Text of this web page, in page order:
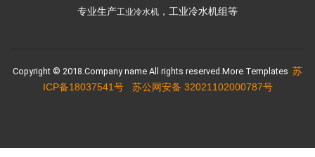
专业生产工业冷水机 ， 工业冷水机组等
Copyright © 2018.Company name All rights reserved.More Templates 苏
ICP备18037541号
苏公网安备 32021102000787号